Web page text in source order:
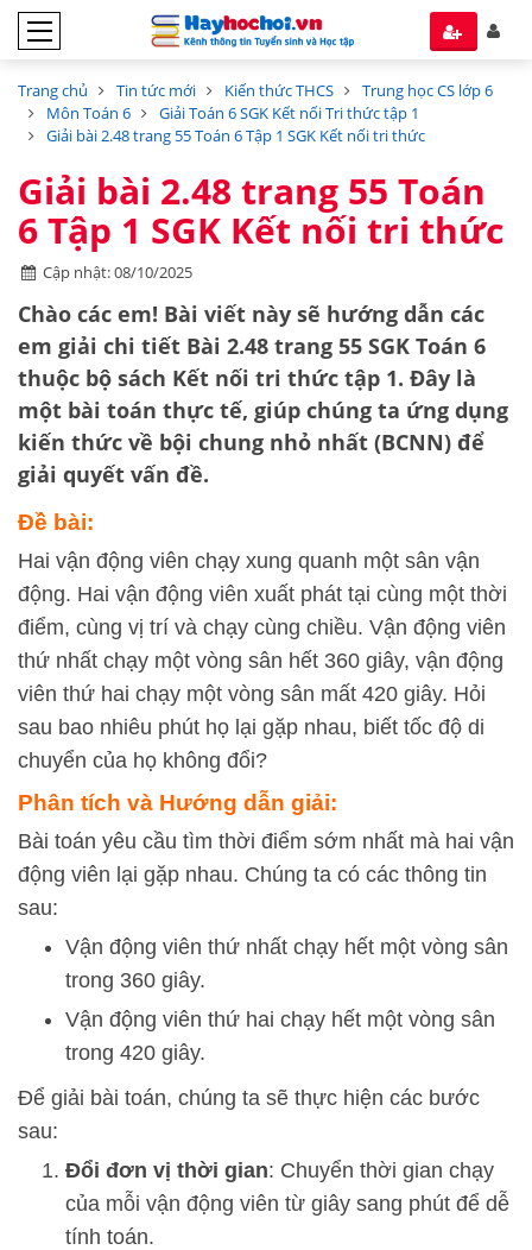
Trang chủ Tin tức mới Kiến thức THCS
Trung học CS lớp 6
Môn Toán 6
Giải Toán 6 SGK Kết nối Tri thức tập 1
Giải bài 2.48 trang 55 Toán 6 Tập 1 SGK Kết nối tri thức
Giải bài 2.48 trang 55 Toán
6 Tập 1 SGK Kết nối tri thức
Cập nhật: 08/10/2025
Chào các em! Bài viết này sẽ hướng dẫn các
em giải chi tiết Bài 2.48 trang 55 SGK Toán 6
thuộc bộ sách Kết nối tri thức tập 1. Đây là
một bài toán thực tế, giúp chúng ta ứng dụng
kiến thức về bội chung nhỏ nhất (BCNN) để
giải quyết vấn đề.
Đề bài:
Hai vận động viên chạy xung quanh một sân vận
động. Hai vận động viên xuất phát tại cùng một thời
điểm, cùng vị trí và chạy cùng chiều. Vận động viên
thứ nhất chạy một vòng sân hết 360 giây, vận động
viên thứ hai chạy một vòng sân mất 420 giây. Hỏi
sau bao nhiêu phút họ lại gặp nhau, biết tốc độ di
chuyển của họ không đổi?
Phân tích và Hướng dẫn giải:
Bài toán yêu cầu tìm thời điểm sớm nhất mà hai vận
động viên lại gặp nhau. Chúng ta có các thông tin
sau:
Vận động viên thứ nhất chạy hết một vòng sân
trong 360 giây.
Vận động viên thứ hai chạy hết một vòng sân
trong 420 giây.
Để giải bài toán, chúng ta sẽ thực hiện các bước
sau:
Đổi đơn vị thời gian: Chuyển thời gian chạy
của mỗi vận động viên từ giây sang phút để dễ
tính toán.